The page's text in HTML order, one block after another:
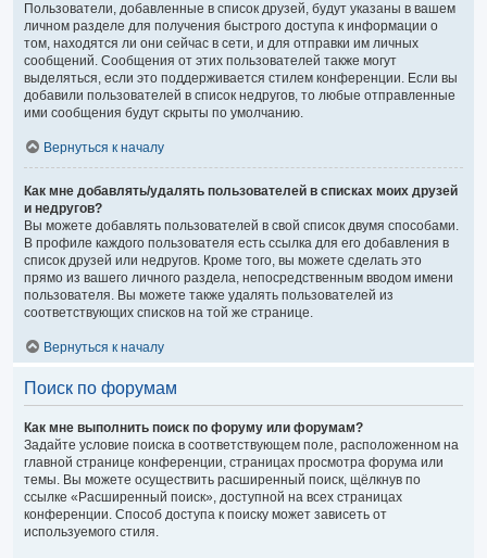
Пользователи, добавленные в список друзей, будут указаны в вашем
личном разделе для получения быстрого доступа к информации о
том, находятся ли они сейчас в сети, и для отправки им личных
сообщений. Сообщения от этих пользователей также могут
выделяться, если это поддерживается стилем конференции. Если вы
добавили пользователей в список недругов, то любые отправленные
ими сообщения будут скрыты по умолчанию.
Вернуться к началу
Как мне добавлять/удалять пользователей в списках моих друзей
и недругов?
Вы можете добавлять пользователей в свой список двумя способами.
В профиле каждого пользователя есть ссылка для его добавления в
список друзей или недругов. Кроме того, вы можете сделать это
прямо из вашего личного раздела, непосредственным вводом имени
пользователя. Вы можете также удалять пользователей из
соответствующих списков на той же странице.
Вернуться к началу
Поиск по форумам
Как мне выполнить поиск по форуму или форумам?
Задайте условие поиска в соответствующем поле, расположенном на
главной странице конференции, страницах просмотра форума или
темы. Вы можете осуществить расширенный поиск, щёлкнув по
ссылке «Расширенный поиск», доступной на всех страницах
конференции. Способ доступа к поиску может зависеть от
используемого стиля.